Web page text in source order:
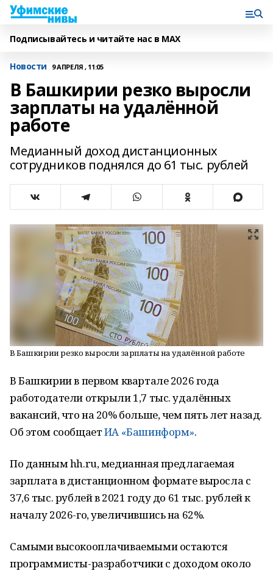
Подписывайтесь и читайте нас в MAX
Новости 9 АПРЕЛЯ , 11:05
В Башкирии резко выросли
зарплаты на удалённой
работе
Медианный доход дистанционных
сотрудников поднялся до 61 тыс. рублей
В Башкирии резко выросли зарплаты на удалённой работе
В Башкирии в первом квартале 2026 года
работодатели открыли 1,7 тыс. удалённых
вакансий, что на 20% больше, чем пять лет назад.
Об этом сообщаетИА «Башинформ».
По данным hh.ru, медианная предлагаемая
зарплата в дистанционном формате выросла с
37,6 тыс. рублей в 2021 году до 61 тыс. рублей к
началу 2026-го, увеличившись на 62%.
Самыми высокооплачиваемыми остаются
программисты-разработчики с доходом около